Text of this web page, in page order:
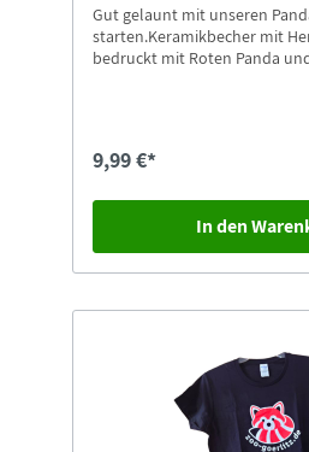
Gut gelaunt mit unseren
starten.Keramikbecher mit
bedruckt mit Roten Panda
9,99 €*
In den